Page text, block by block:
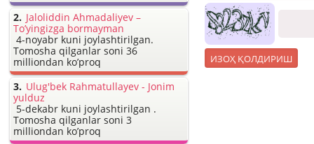
Jaloliddin Ahmadaliyev –
To’yingizga bormayman
4-noyabr kuni joylashtirilgan.
Tomosha qilganlar soni 36
milliondan ko’proq
Ulug'bek Rahmatullayev - Jonim
yulduz
5-dekabr kuni joylashtirilgan .
Tomosha qilganlar soni 3
milliondan ko’proq